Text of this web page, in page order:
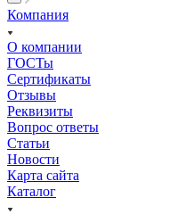
Компания
О компании
ГОСТы
Сертификаты
Отзывы
Реквизиты
Вопрос ответы
Статьи
Новости
Карта сайта
Каталог